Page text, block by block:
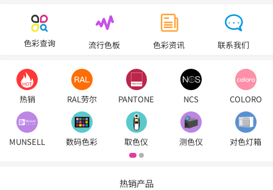
色彩查询 流行色板 色彩资讯 联系我们
热销 RAL劳尔 PANTONE NCS COLORO
MUNSELL 数码色彩 取色仪 测色仪 对色灯箱
热销产品